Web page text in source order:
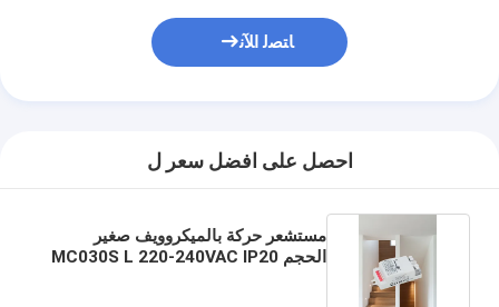
ﺎﺘﺼﻟ ﺍﻶﻧ
احصل على افضل سعر ل
مستشعر حركة بالميكروويف صغير
الحجم MC030S L 220-240VAC IP20